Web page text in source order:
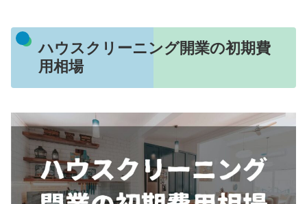
ハウスクリーニング開業の初期費
用相場